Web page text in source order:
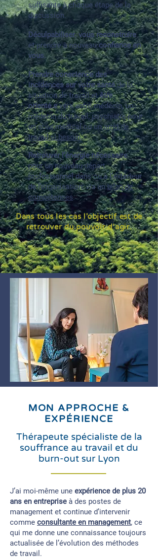
suffisante à chaque étape de la
discussion.
Déculpabiliser,vous reconstruire
et prendre à nouveauconfiance en
vous.​
Prendre conscience des
incidences sur votre santéde la
situation de travail etêtre
orienté.evers votre médecin, un
médecin du travail, psychiatre pour
un suivi médical ou unarrêt de
travail si besoin.
Retrouver l’énergie nécessaire
pour un nouveau départ
professionnel dans ou à l’extérieur
de l’organisation, via unbilan de
compétences.
Dans tous les cas l’objectif est de
retrouver du pouvoir d’agir.
MON APPROCHE &
EXPÉRIENCE
Thérapeute spécialiste de la
souffrance au travail et du
burn-out sur Lyon
J’ai moi-même une expérience de plus 20
ans en entreprise à des postes de
management et continue d’intervenir
comme consultante en management, ce
qui me donne une connaissance toujours
actualisée de l’évolution des méthodes
de travail.